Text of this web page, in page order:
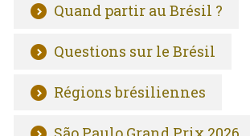
Quand partir au Brésil ?
Questions sur le Brésil
Régions brésiliennes